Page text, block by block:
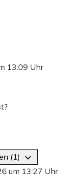
13:09 Uhr
(1)
um 13:27 Uhr